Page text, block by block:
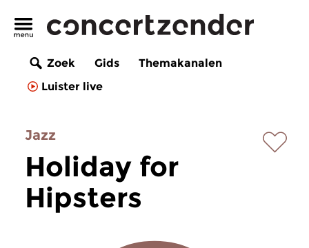
Zoek Gids
Themakanalen
Luister live
Jazz
Holiday for
Hipsters